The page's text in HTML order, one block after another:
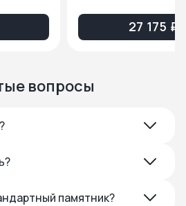
27 175 ₽
вопросы
памятник?